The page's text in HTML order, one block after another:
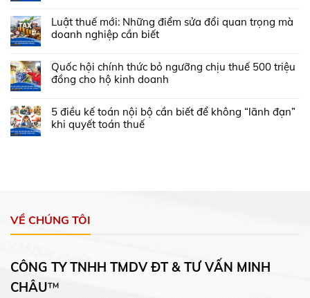
Luật thuế mới: Những điểm sửa đổi quan trọng mà
doanh nghiệp cần biết
Quốc hội chính thức bỏ ngưỡng chịu thuế 500 triệu
đồng cho hộ kinh doanh
5 điều kế toán nội bộ cần biết để không “lãnh đạn”
khi quyết toán thuế
VỀ CHÚNG TÔI
CÔNG TY TNHH TMDV ĐT & TƯ VẤN MINH
CHÂU™